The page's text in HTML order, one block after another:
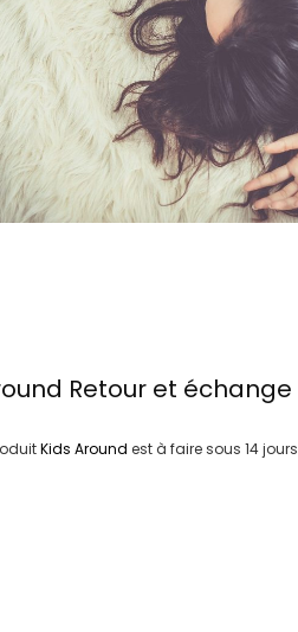
Retour et échange
Kids Around est à faire sous 14 jours